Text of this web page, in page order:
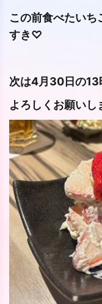
この前食べたい
すき♡
次は4月30日の13
よろしくお願いし